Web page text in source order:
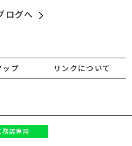
ログへ
ップ リンクについて
務店専用